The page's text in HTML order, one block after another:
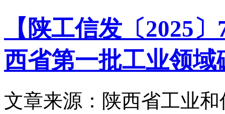
【陕工信发〔2025
西省第一批工业领
文章来源：陕西省工业